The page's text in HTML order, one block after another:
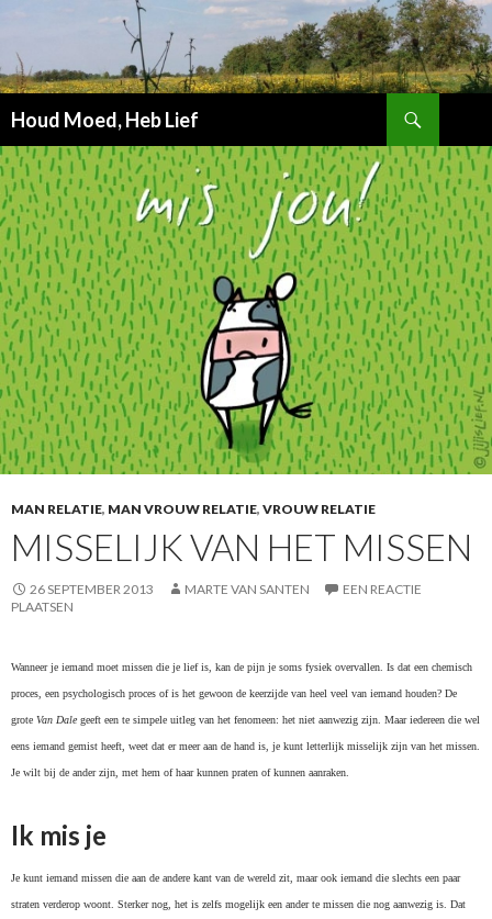
Houd Moed, Heb Lief
NAAR
INHOUD
MAN RELATIE, MAN VROUW RELATIE, VROUW RELATIE
MISSELIJK VAN HET MISSEN
26 SEPTEMBER 2013 MARTE VAN SANTEN
EEN REACTIE
PLAATSEN
Wanneer je iemand moet missen die je lief is, kan de pijn je soms fysiek overvallen. Is dat een chemisch
proces, een psychologisch proces of is het gewoon de keerzijde van heel veel van iemand houden? De
grote Van Dale geeft een te simpele uitleg van het fenomeen: het niet aanwezig zijn. Maar iedereen die wel
eens iemand gemist heeft, weet dat er meer aan de hand is, je kunt letterlijk misselijk zijn van het missen.
Je wilt bij de ander zijn, met hem of haar kunnen praten of kunnen aanraken.
Ik mis je
Je kunt iemand missen die aan de andere kant van de wereld zit, maar ook iemand die slechts een paar
straten verderop woont. Sterker nog, het is zelfs mogelijk een ander te missen die nog aanwezig is. Dat